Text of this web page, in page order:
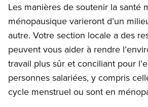
Les manières de soutenir la santé
ménopausique varieront d’un
autre. Votre section locale a des
peuvent vous aider à rendre
travail plus sûr et conciliant pour
personnes salariées, y compris
cycle menstruel ou sont en